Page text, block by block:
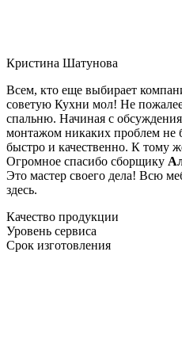
Кристина Шатунова
Всем, кто еще выбирает
советую Кухни мол! Не
спальню. Начиная с обсуждения
монтажом никаких проблем не
быстро и качественно. К тому
Огромное спасибо сборщику
Это мастер своего дела! Всю
здесь.
Качество продукции
Уровень сервиса
Срок изготовления